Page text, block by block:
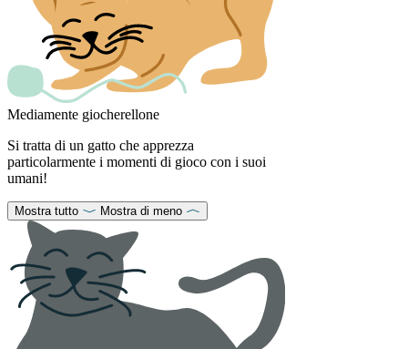
Mediamente giocherellone
Si tratta di un gatto che apprezza
particolarmente i momenti di gioco con i suoi
umani!
Mostra tutto Mostra di meno